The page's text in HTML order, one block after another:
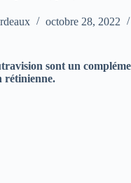
octobre 28, 2022
sont un
rétinienne.